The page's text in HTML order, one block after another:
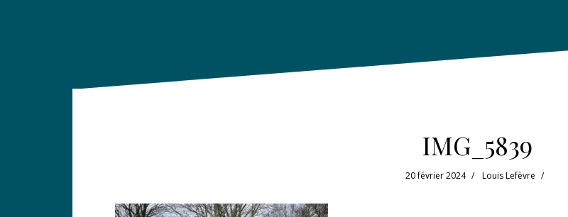
IMG_5839
20 février 2024 Louis Lefèvre